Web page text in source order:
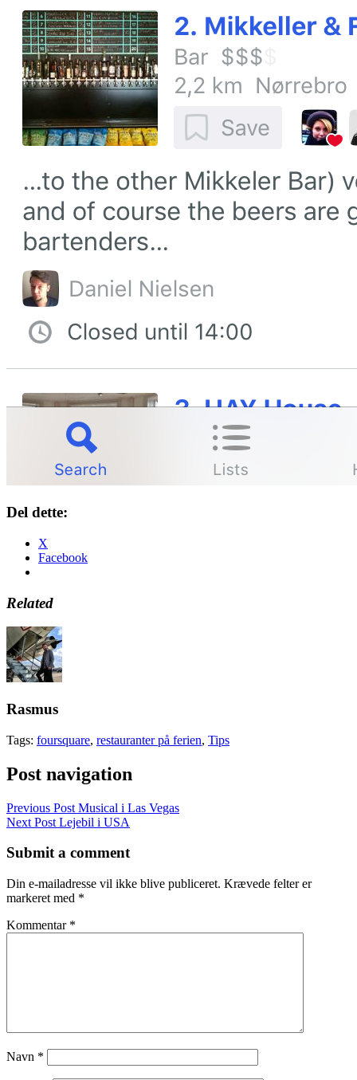
Del dette:
X
Facebook
Related
Rasmus
Tags: foursquare, restauranter på ferien, Tips
Post navigation
Previous Post Musical i Las Vegas
Next Post Lejebil i USA
Submit a comment
Din e-mailadresse vil ikke blive publiceret. Krævede felter er
markeret med *
Kommentar *
Navn *